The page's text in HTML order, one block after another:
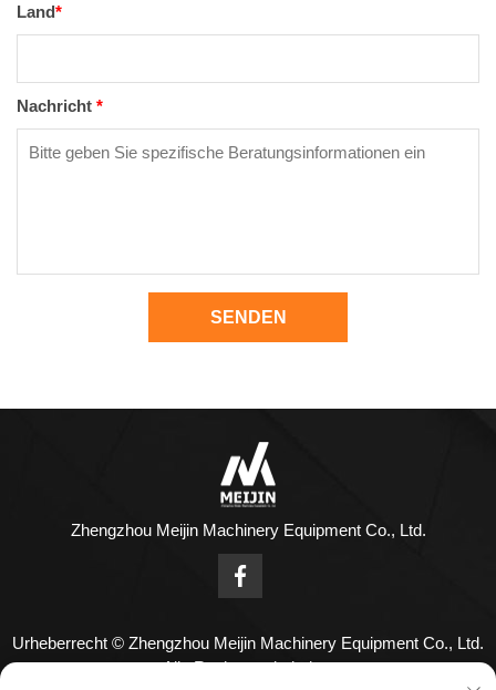
Land*
Nachricht *
SENDEN
Zhengzhou Meijin Machinery Equipment Co., Ltd.
Urheberrecht © Zhengzhou Meijin Machinery Equipment Co., Ltd.
Alle Rechte vorbehalten